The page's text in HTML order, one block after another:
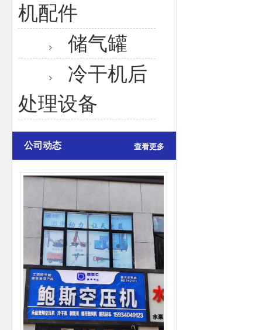
机配件
储气罐
冷干机后
处理设备
公司动态 查看更多